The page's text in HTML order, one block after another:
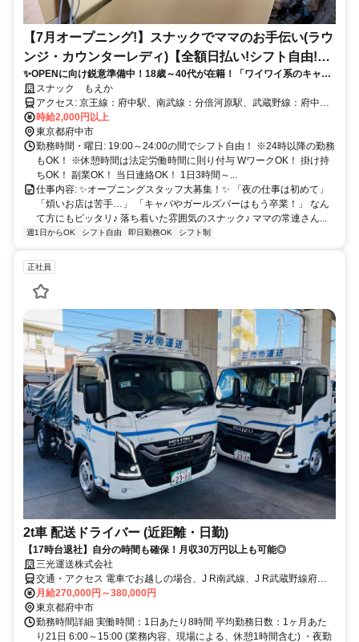
【7月オープニング!】スナックでママのお手伝い(ラウ
ンジ・カウンターレディ)【全額日払い!シフト自由!服
装自由!ジーパン〇!18歳~40代在籍!】
✨OPENに向け鋭意準備中！18歳～40代が在籍！「ワイワイ系のキャバ
はガルバはちょっと…」「夜の仕事は初めて…」なんて方にピッタリ♪
スナック もえか
アクセス: 京王線：府中駅、南武線：分倍河原駅、武蔵野線：府中本
町駅
時給2,000円以上
東京都府中市
勤務時間・曜日: 19:00～24:00の間でシフト自由！ ※24時以降の勤務
もOK！ ※休憩時間は法定労働時間に則り付与 WワークOK！ 掛け持
ちOK！ 副業OK！ 当日連絡OK！ 1日3時間～...
仕事内容: ✨オープニングスタッフ大募集！✨ 「夜の仕事は初めて」
「煩いお店は苦手…」 「キャバやガールズバーはもう卒業！」 なん
て方にもピッタリ♪ 落ち着いた雰囲気のスナック♪ ママの常連さん...
週1日からOK シフト自由 即日勤務OK シフト制
正社員
2t車 配送ドライバー (近距離・日勤)
【17時台退社】自分の時間も確保！月収30万円以上も可能◎
三光運送株式会社
交通・アクセス 電車でお越しの場合、J R南武線、J R武蔵野線府中
本町駅より徒歩10分
月給270,000円～380,000円
東京都府中市
勤務時間詳細 実働時間：1日あたり8時間 平均勤務日数：1ヶ月あた
り21日 6:00～15:00 (業務内容、現場による、休憩1時間含む) ・夜勤